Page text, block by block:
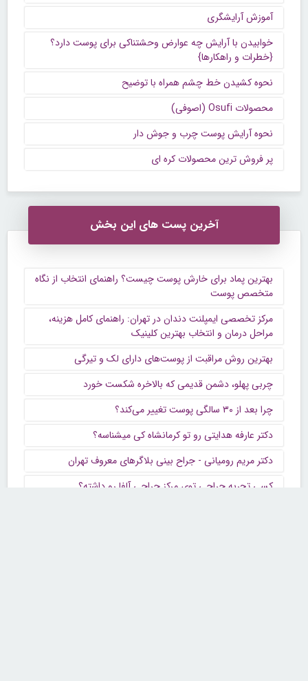
آموزش آرایشگری
خوابیدن با آرایش چه عوارض وحشتناکی برای پوست دارد؟
{خطرات و راهکارها}
نحوه کشیدن خط چشم همراه با توضیح
محصولات Osufi (اصوفی)
نحوه آرایش پوست چرب و جوش دار
پر فروش ترین محصولات کره ای
آخرین پست های این بخش
بهترین پماد برای خارش پوست چیست؟ راهنمای انتخاب از نگاه
متخصص پوست
مرکز تخصصی ایمپلنت دندان در تهران: راهنمای کامل هزینه،
مراحل درمان و انتخاب بهترین کلینیک
بهترین روش مراقبت از پوست‌های دارای لک و تیرگی
چربی پهلو، دشمن قدیمی که بالاخره شکست خورد
چرا بعد از ۳۰ سالگی پوست تغییر می‌کند؟
دکتر عارفه هدایتی رو تو کرمانشاه کی میشناسه؟
دکتر مریم رومیانی - جراح بینی بلاگرهای معروف تهران
کسی تجربه جراحی توی مرکز جراحی آلفا رو داشته؟